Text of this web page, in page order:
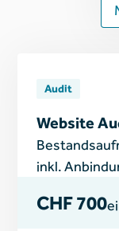
Audit
Website
inkl.
CHF 700